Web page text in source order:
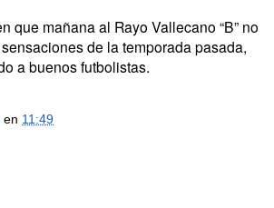
que mañana al Rayo Vallecano “B” no
de la temporada pasada,
a buenos futbolistas.
en 11:49